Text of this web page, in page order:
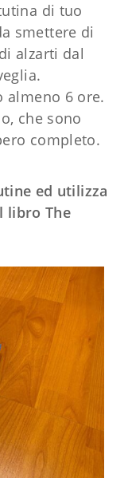
di tuo
smettere di
alzarti dal
almeno 6 ore.
che sono
completo.
ed utilizza
libro The